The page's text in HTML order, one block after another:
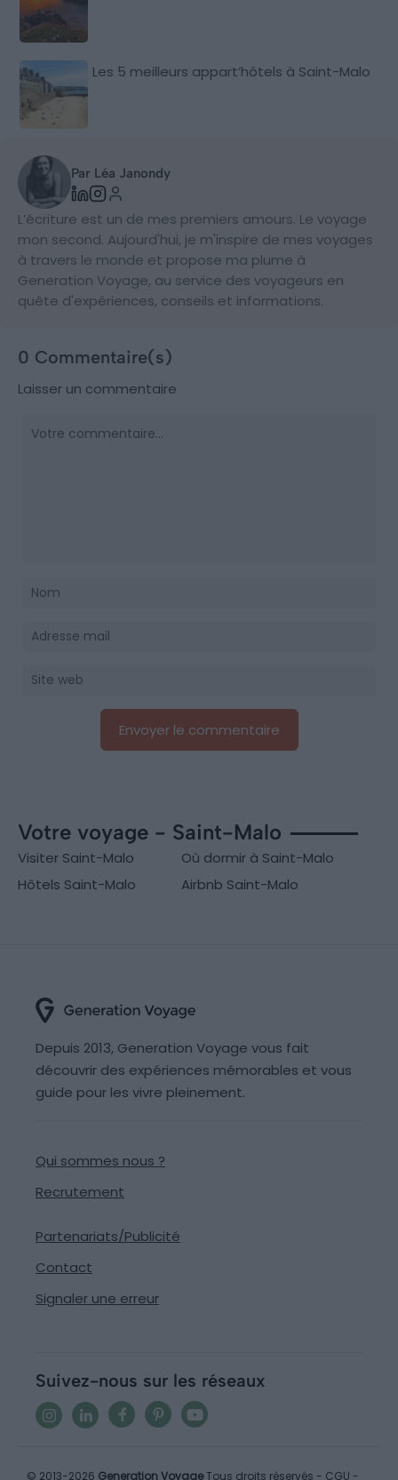
Les 5 meilleurs appart’hôtels à Saint-Malo
Par Léa Janondy
L’écriture est un de mes premiers amours. Le voyage
mon second. Aujourd'hui, je m'inspire de mes voyages
à travers le monde et propose ma plume à
Generation Voyage, au service des voyageurs en
quête d'expériences, conseils et informations.
0 Commentaire(s)
Laisser un commentaire
Votre voyage - Saint-Malo
Visiter Saint-Malo
Où dormir à Saint-Malo
Hôtels Saint-Malo
Airbnb Saint-Malo
Depuis 2013, Generation Voyage vous fait
découvrir des expériences mémorables et vous
guide pour les vivre pleinement.
Qui sommes nous ?
Recrutement
Partenariats/Publicité
Contact
Signaler une erreur
Suivez-nous sur les réseaux
© 2013-2026 Generation VoyageTous droits réservés - CGU -